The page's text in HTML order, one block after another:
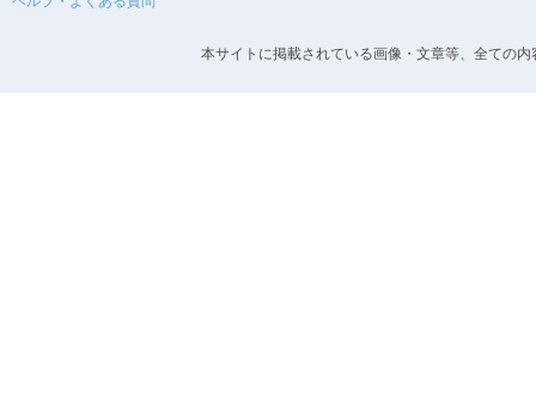
本サイトに掲載されている画像・文章等、全ての